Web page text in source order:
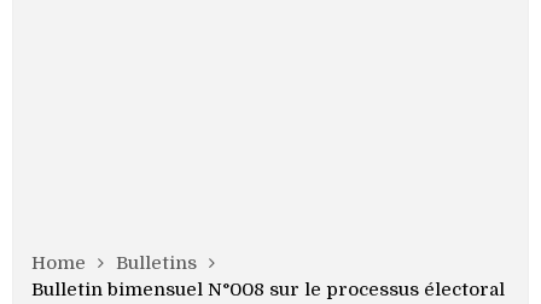
Home
Bulletins
Bulletin bimensuel N°008 sur le processus électoral